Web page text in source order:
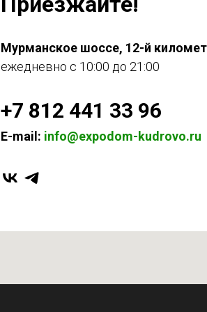
Мурманское шоссе, 12-й
ежедневно с 10:00 до 21:00
+7 812 441 33 96
E-mail: info@expodom-kudrovo.ru